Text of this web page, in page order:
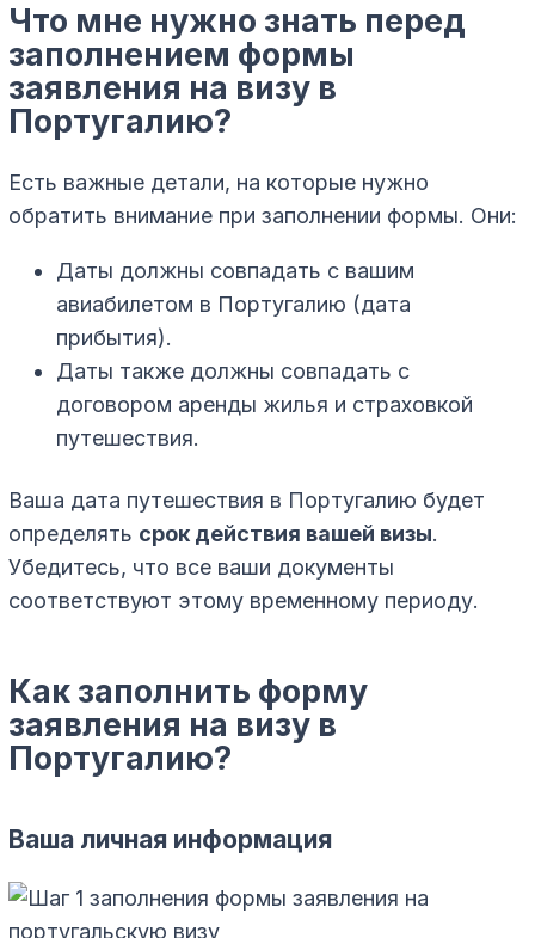
Что мне нужно знать перед
заполнением формы
заявления на визу в
Португалию?
Есть важные детали, на которые нужно
обратить внимание при заполнении формы. Они:
Даты должны совпадать с вашим
авиабилетом в Португалию (дата
прибытия).
Даты также должны совпадать с
договором аренды жилья и страховкой
путешествия.
Ваша дата путешествия в Португалию будет
определять срок действия вашей визы.
Убедитесь, что все ваши документы
соответствуют этому временному периоду.
Как заполнить форму
заявления на визу в
Португалию?
Ваша личная информация